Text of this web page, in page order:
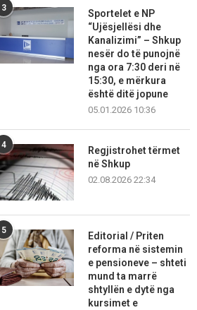
3
Sportelet e NP
“Ujësjellësi dhe
Kanalizimi” – Shkup
nesër do të punojnë
nga ora 7:30 deri në
15:30, e mërkura
është ditë jopune
05.01.2026 10:36
4
Regjistrohet tërmet
në Shkup
02.08.2026 22:34
5
Editorial / Priten
reforma në sistemin
e pensioneve – shteti
mund ta marrë
shtyllën e dytë nga
kursimet e